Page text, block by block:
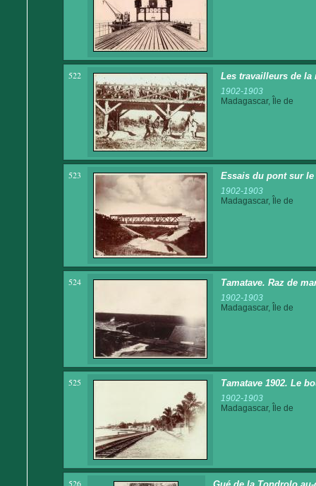
522 Les travailleurs de la
1902-1903
Madagascar, Île de
523 Essais du pont sur le
1902-1903
Madagascar, Île de
524 Tamatave. Raz de
1902-1903
Madagascar, Île de
525 Tamatave 1902. Le
1902-1903
Madagascar, Île de
526